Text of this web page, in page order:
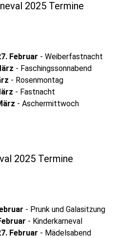
2025 Termine
Februar - Weiberfastnacht
- Faschingssonnabend
- Rosenmontag
- Fastnacht
- Aschermittwoch
2025 Termine
- Prunk und Galasitzung
- Kinderkarneval
Februar - Mädelsabend